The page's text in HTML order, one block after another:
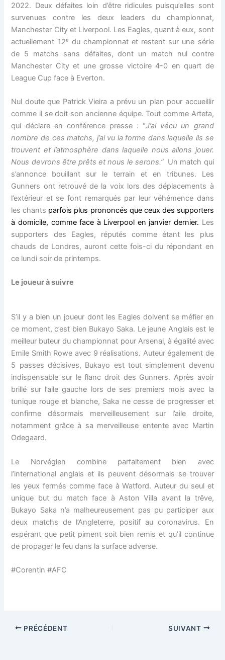
2022. Deux défaites loin d’être ridicules puisqu’elles sont
survenues contre les deux leaders du championnat,
Manchester City et Liverpool. Les Eagles, quant à eux, sont
actuellement 12ᵉ du championnat et restent sur une série
de 5 matchs sans défaites, dont un match nul contre
Manchester City et une grosse victoire 4-0 en quart de
League Cup face à Everton.
Nul doute que Patrick Vieira a prévu un plan pour accueillir
comme il se doit son ancienne équipe. Tout comme Arteta,
qui déclare en conférence presse : “J’ai vécu un grand
nombre de ces matchs, j’ai vu la forme dans laquelle ils se
trouvent et l’atmosphère dans laquelle nous allons jouer.
Nous devrons être prêts et nous le serons.”Un match qui
s’annonce bouillant sur le terrain et en tribunes. Les
Gunners ont retrouvé de la voix lors des déplacements à
l’extérieur et se font remarqués par leur véhémence dans
les chants parfois plus prononcés que ceux des supporters
à domicile, comme face à Liverpool en janvier dernier. Les
supporters des Eagles, réputés comme étant les plus
chauds de Londres, auront cette fois-ci du répondant en
ce lundi soir de printemps.
Le joueur à suivre
S’il y a bien un joueur dont les Eagles doivent se méfier en
ce moment, c’est bien Bukayo Saka. Le jeune Anglais est le
meilleur buteur du championnat pour Arsenal, à égalité avec
Emile Smith Rowe avec 9 réalisations. Auteur également de
5 passes décisives, Bukayo est tout simplement devenu
indispensable sur le flanc droit des Gunners. Après avoir
brillé sur l’aile gauche lors de ses premiers mois avec la
tunique rouge et blanche, Saka ne cesse de progresser et
confirme désormais merveilleusement sur l’aile droite,
notamment grâce à sa merveilleuse entente avec Martin
Odegaard.
Le Norvégien combine parfaitement bien avec
l’international anglais et ils peuvent désormais se trouver
les yeux fermés comme face à Watford. Auteur du seul et
unique but du match face à Aston Villa avant la trêve,
Bukayo Saka n’a malheureusement pas pu participer aux
deux matchs de l’Angleterre, positif au coronavirus. En
espérant que petit piment soit bien remis et qu’il continue
de propager le feu dans la surface adverse.
#Corentin #AFC
PRÉCÉDENT SUIVANT